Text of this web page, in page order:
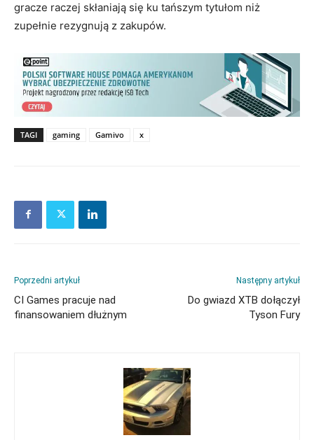
gracze raczej skłaniają się ku tańszym tytułom niż
zupełnie rezygnują z zakupów.
TAGI gaming Gamivo x
Poprzedni artykuł
CI Games pracuje nad
finansowaniem dłużnym
Następny artykuł
Do gwiazd XTB dołączył
Tyson Fury